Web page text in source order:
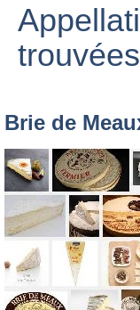
Brie de